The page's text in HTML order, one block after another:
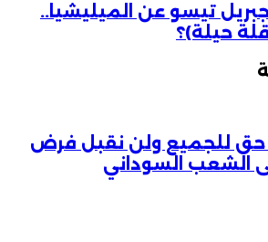
تيسو عن الميليشيا..
حيلة)؟
حق للجميع ولن نقبل فرض
الشعب السوداني